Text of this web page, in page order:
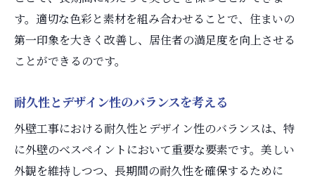
近未来の外壁工事イノベーション
技術革新による新たな可能性
安心感
耐久性を高める最新ペイント技術
長期間にわたる美観維持の方法
べスペイントによる安心施工の秘訣
す。適切な色彩と素材を組み合わせることで、住まいの
第一印象を大きく改善し、居住者の満足度を向上させる
ことができるのです。
耐久性とデザイン性のバランスを考える
外壁工事における耐久性とデザイン性のバランスは、特
に外壁のべスペイントにおいて重要な要素です。美しい
外観を維持しつつ、長期間の耐久性を確保するために